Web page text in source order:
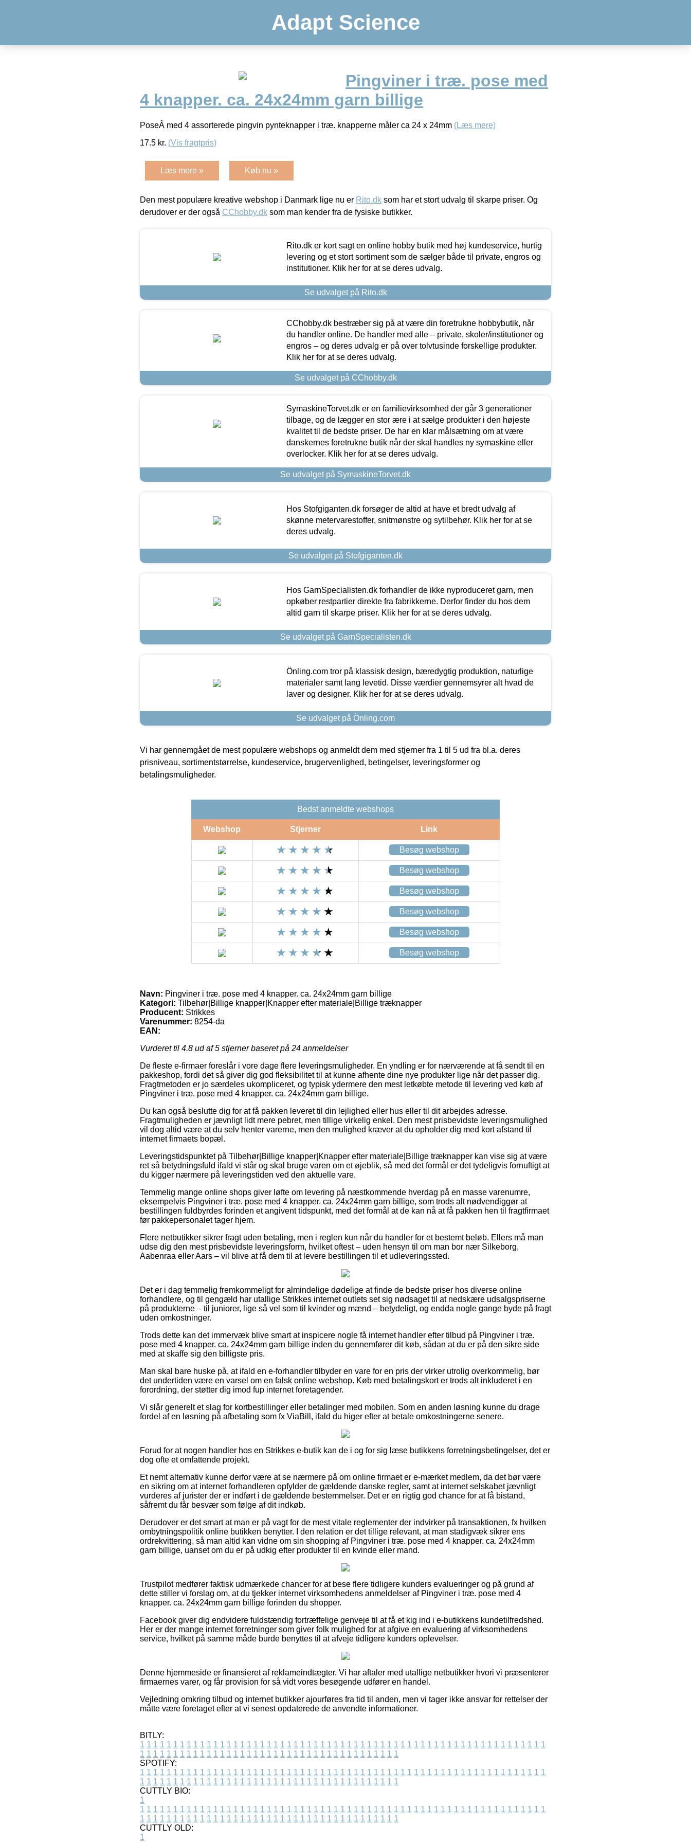
Adapt Science
Pingviner i træ. pose med
4 knapper. ca. 24x24mm garn billige
PoseÂ med 4 assorterede pingvin pynteknapper i træ. knapperne måler ca 24 x 24mm (Læs mere)
17.5 kr. (Vis fragtpris)
Læs mere » Køb nu »
Den mest populære kreative webshop i Danmark lige nu er Rito.dk som har et stort udvalg til skarpe priser. Og
derudover er der også CChobby.dk som man kender fra de fysiske butikker.
Rito.dk er kort sagt en online hobby butik med høj kundeservice, hurtig
levering og et stort sortiment som de sælger både til private, engros og
institutioner. Klik her for at se deres udvalg.
Se udvalget på Rito.dk
CChobby.dk bestræber sig på at være din foretrukne hobbybutik, når
du handler online. De handler med alle – private, skoler/institutioner og
engros – og deres udvalg er på over tolvtusinde forskellige produkter.
Klik her for at se deres udvalg.
Se udvalget på CChobby.dk
SymaskineTorvet.dk er en familievirksomhed der går 3 generationer
tilbage, og de lægger en stor ære i at sælge produkter i den højeste
kvalitet til de bedste priser. De har en klar målsætning om at være
danskernes foretrukne butik når der skal handles ny symaskine eller
overlocker. Klik her for at se deres udvalg.
Se udvalget på SymaskineTorvet.dk
Hos Stofgiganten.dk forsøger de altid at have et bredt udvalg af
skønne metervarestoffer, snitmønstre og sytilbehør. Klik her for at se
deres udvalg.
Se udvalget på Stofgiganten.dk
Hos GarnSpecialisten.dk forhandler de ikke nyproduceret garn, men
opkøber restpartier direkte fra fabrikkerne. Derfor finder du hos dem
altid garn til skarpe priser. Klik her for at se deres udvalg.
Se udvalget på GarnSpecialisten.dk
Önling.com tror på klassisk design, bæredygtig produktion, naturlige
materialer samt lang levetid. Disse værdier gennemsyrer alt hvad de
laver og designer. Klik her for at se deres udvalg.
Se udvalget på Önling.com
Vi har gennemgået de mest populære webshops og anmeldt dem med stjerner fra 1 til 5 ud fra bl.a. deres
prisniveau, sortimentstørrelse, kundeservice, brugervenlighed, betingelser, leveringsformer og
betalingsmuligheder.
Bedst anmeldte webshops
Webshop Stjerner Link
Besøg webshop
Besøg webshop
Besøg webshop
Besøg webshop
Besøg webshop
Besøg webshop
Navn: Pingviner i træ. pose med 4 knapper. ca. 24x24mm garn billige
Kategori: Tilbehør|Billige knapper|Knapper efter materiale|Billige træknapper
Producent: Strikkes
Varenummer: 8254-da
EAN:
Vurderet til 4.8 ud af 5 stjerner baseret på 24 anmeldelser
De fleste e-firmaer foreslår i vore dage flere leveringsmuligheder. En yndling er for nærværende at få sendt til en
pakkeshop, fordi det så giver dig god fleksibilitet til at kunne afhente dine nye produkter lige når det passer dig.
Fragtmetoden er jo særdeles ukompliceret, og typisk ydermere den mest letkøbte metode til levering ved køb af
Pingviner i træ. pose med 4 knapper. ca. 24x24mm garn billige.
Du kan også beslutte dig for at få pakken leveret til din lejlighed eller hus eller til dit arbejdes adresse.
Fragtmuligheden er jævnligt lidt mere pebret, men tillige virkelig enkel. Den mest prisbevidste leveringsmulighed
vil dog altid være at du selv henter varerne, men den mulighed kræver at du opholder dig med kort afstand til
internet firmaets bopæl.
Leveringstidspunktet på Tilbehør|Billige knapper|Knapper efter materiale|Billige træknapper kan vise sig at være
ret så betydningsfuld ifald vi står og skal bruge varen om et øjeblik, så med det formål er det tydeligvis fornuftigt at
du kigger nærmere på leveringstiden ved den aktuelle vare.
Temmelig mange online shops giver løfte om levering på næstkommende hverdag på en masse varenumre,
eksempelvis Pingviner i træ. pose med 4 knapper. ca. 24x24mm garn billige, som trods alt nødvendiggør at
bestillingen fuldbyrdes forinden et angivent tidspunkt, med det formål at de kan nå at få pakken hen til fragtfirmaet
før pakkepersonalet tager hjem.
Flere netbutikker sikrer fragt uden betaling, men i reglen kun når du handler for et bestemt beløb. Ellers må man
udse dig den mest prisbevidste leveringsform, hvilket oftest – uden hensyn til om man bor nær Silkeborg,
Aabenraa eller Aars – vil blive at få dem til at levere bestillingen til et udleveringssted.
Det er i dag temmelig fremkommeligt for almindelige dødelige at finde de bedste priser hos diverse online
forhandlere, og til gengæld har utallige Strikkes internet outlets set sig nødsaget til at nedskære udsalgspriserne
på produkterne – til juniorer, lige så vel som til kvinder og mænd – betydeligt, og endda nogle gange byde på fragt
uden omkostninger.
Trods dette kan det immervæk blive smart at inspicere nogle få internet handler efter tilbud på Pingviner i træ.
pose med 4 knapper. ca. 24x24mm garn billige inden du gennemfører dit køb, sådan at du er på den sikre side
med at skaffe sig den billigste pris.
Man skal bare huske på, at ifald en e-forhandler tilbyder en vare for en pris der virker utrolig overkommelig, bør
det undertiden være en varsel om en falsk online webshop. Køb med betalingskort er trods alt inkluderet i en
forordning, der støtter dig imod fup internet foretagender.
Vi slår generelt et slag for kortbestillinger eller betalinger med mobilen. Som en anden løsning kunne du drage
fordel af en løsning på afbetaling som fx ViaBill, ifald du higer efter at betale omkostningerne senere.
Forud for at nogen handler hos en Strikkes e-butik kan de i og for sig læse butikkens forretningsbetingelser, det er
dog ofte et omfattende projekt.
Et nemt alternativ kunne derfor være at se nærmere på om online firmaet er e-mærket medlem, da det bør være
en sikring om at internet forhandleren opfylder de gældende danske regler, samt at internet selskabet jævnligt
vurderes af jurister der er indført i de gældende bestemmelser. Det er en rigtig god chance for at få bistand,
såfremt du får besvær som følge af dit indkøb.
Derudover er det smart at man er på vagt for de mest vitale reglementer der indvirker på transaktionen, fx hvilken
ombytningspolitik online butikken benytter. I den relation er det tillige relevant, at man stadigvæk sikrer ens
ordrekvittering, så man altid kan vidne om sin shopping af Pingviner i træ. pose med 4 knapper. ca. 24x24mm
garn billige, uanset om du er på udkig efter produkter til en kvinde eller mand.
Trustpilot medfører faktisk udmærkede chancer for at bese flere tidligere kunders evalueringer og på grund af
dette stiller vi forslag om, at du tjekker internet virksomhedens anmeldelser af Pingviner i træ. pose med 4
knapper. ca. 24x24mm garn billige forinden du shopper.
Facebook giver dig endvidere fuldstændig fortræffelige genveje til at få et kig ind i e-butikkens kundetilfredshed.
Her er der mange internet forretninger som giver folk mulighed for at afgive en evaluering af virksomhedens
service, hvilket på samme måde burde benyttes til at afveje tidligere kunders oplevelser.
Denne hjemmeside er finansieret af reklameindtægter. Vi har aftaler med utallige netbutikker hvori vi præsenterer
firmaernes varer, og får provision for så vidt vores besøgende udfører en handel.
Vejledning omkring tilbud og internet butikker ajourføres fra tid til anden, men vi tager ikke ansvar for rettelser der
måtte være foretaget efter at vi senest opdaterede de anvendte informationer.
BITLY:
1 1 1 1 1 1 1 1 1 1 1 1 1 1 1 1 1 1 1 1 1 1 1 1 1 1 1 1 1 1 1 1 1 1 1 1 1 1 1 1 1 1 1 1 1 1 1 1 1 1 1 1 1 1 1 1 1 1 1 1 1
1 1 1 1 1 1 1 1 1 1 1 1 1 1 1 1 1 1 1 1 1 1 1 1 1 1 1 1 1 1 1 1 1 1 1 1 1 1 1
SPOTIFY:
1 1 1 1 1 1 1 1 1 1 1 1 1 1 1 1 1 1 1 1 1 1 1 1 1 1 1 1 1 1 1 1 1 1 1 1 1 1 1 1 1 1 1 1 1 1 1 1 1 1 1 1 1 1 1 1 1 1 1 1 1
1 1 1 1 1 1 1 1 1 1 1 1 1 1 1 1 1 1 1 1 1 1 1 1 1 1 1 1 1 1 1 1 1 1 1 1 1 1 1
CUTTLY BIO:
1
1 1 1 1 1 1 1 1 1 1 1 1 1 1 1 1 1 1 1 1 1 1 1 1 1 1 1 1 1 1 1 1 1 1 1 1 1 1 1 1 1 1 1 1 1 1 1 1 1 1 1 1 1 1 1 1 1 1 1 1 1
1 1 1 1 1 1 1 1 1 1 1 1 1 1 1 1 1 1 1 1 1 1 1 1 1 1 1 1 1 1 1 1 1 1 1 1 1 1 1
CUTTLY OLD:
1